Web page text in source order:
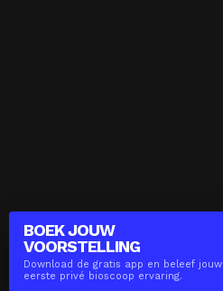
BOEK JOUW
VOORSTELLING
Download de gratis app en beleef jouw
eerste privé bioscoop ervaring.